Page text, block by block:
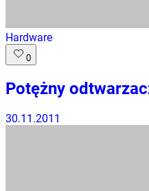
Hardware
0
Potężny
30.11.2011